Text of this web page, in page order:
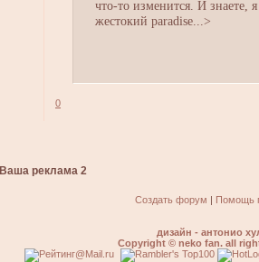
что-то изменится. И знаете,
жестокий paradise...>
0
Ваша реклама 2
Создать форум | Помощь
дизайн - антонио
Copyright © neko fan. all